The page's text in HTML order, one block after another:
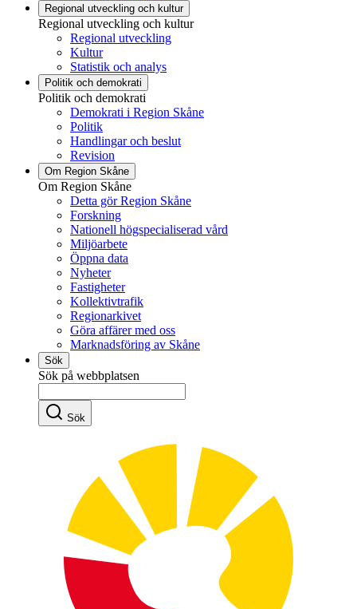
Regional utveckling och kultur
Regional utveckling och kultur
Regional utveckling
Kultur
Statistik och analys
Politik och demokrati
Politik och demokrati
Demokrati i Region Skåne
Politik
Handlingar och beslut
Revision
Om Region Skåne
Om Region Skåne
Detta gör Region Skåne
Forskning
Nationell högspecialiserad vård
Miljöarbete
Öppna data
Nyheter
Fastigheter
Kollektivtrafik
Regionarkivet
Göra affärer med oss
Marknadsföring av Skåne
Sök
Sök på webbplatsen
Sök